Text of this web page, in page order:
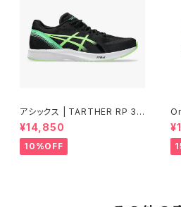
アシックス | TARTHER RP 3 |
BLACK/ILLUMINATE GREEN
| Men
¥14,850
10%OFF